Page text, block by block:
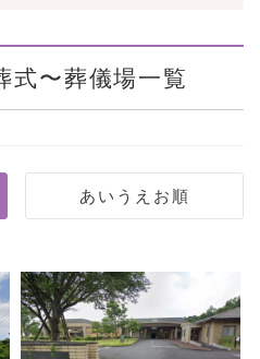
式〜葬儀場一覧